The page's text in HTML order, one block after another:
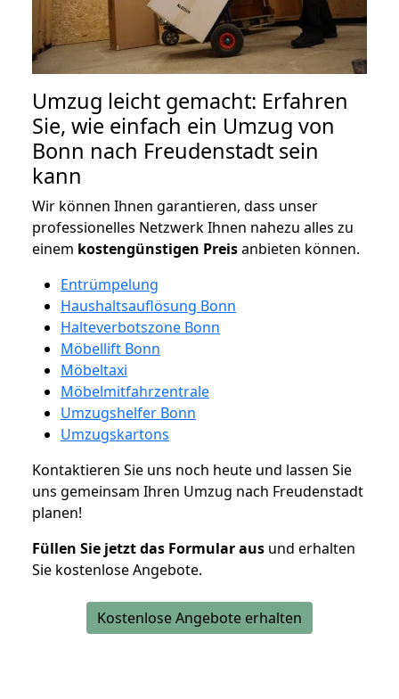
Umzug leicht gemacht: Erfahren
Sie, wie einfach ein Umzug von
Bonn nach Freudenstadt sein
kann
Wir können Ihnen garantieren, dass unser
professionelles Netzwerk Ihnen nahezu alles zu
einem kostengünstigen Preisanbieten können.
Entrümpelung
Haushaltsauflösung Bonn
Halteverbotszone Bonn
Möbellift Bonn
Möbeltaxi
Möbelmitfahrzentrale
Umzugshelfer Bonn
Umzugskartons
Kontaktieren Sie uns noch heute und lassen Sie
uns gemeinsam Ihren Umzug nach Freudenstadt
planen!
Füllen Sie jetzt das Formular aus und erhalten
Sie kostenlose Angebote.
Kostenlose Angebote erhalten